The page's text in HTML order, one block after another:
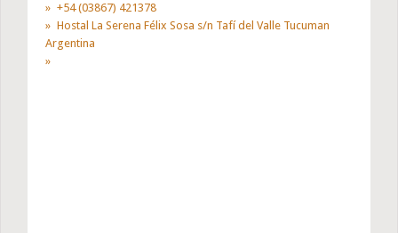
+54 (03867) 421378
Hostal La Serena Félix Sosa s/n Tafí del Valle Tucuman
Argentina